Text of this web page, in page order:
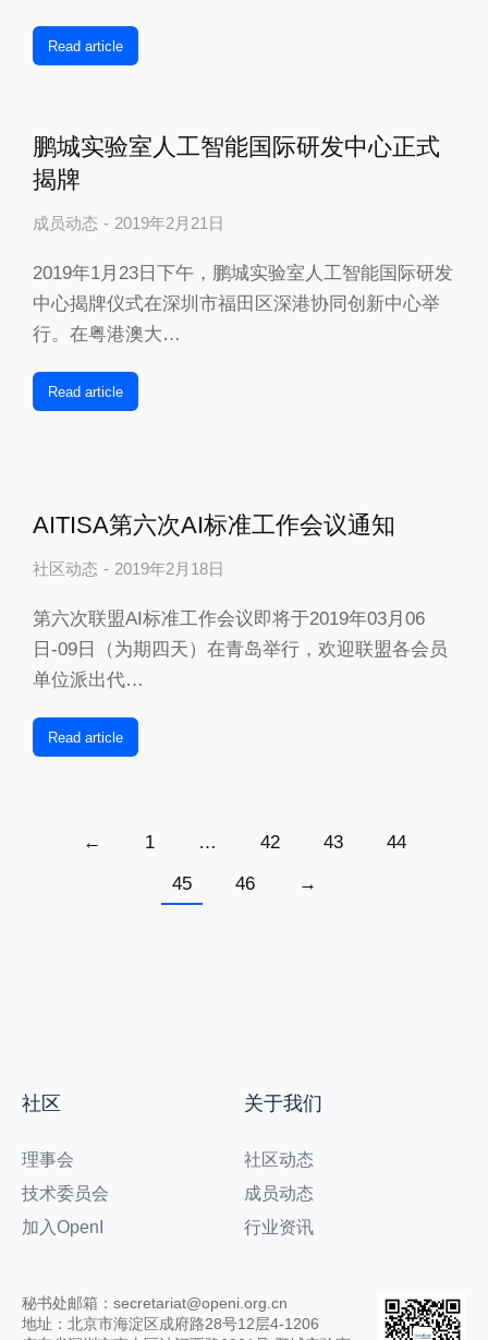
Read article
鹏城实验室人工智能国际研发中心正式
揭牌
成员动态 2019年2月21日
2019年1月23日下午，鹏城实验室人工智能国际研发
中心揭牌仪式在深圳市福田区深港协同创新中心举
行。在粤港澳大…
Read article
AITISA第六次AI标准工作会议通知
社区动态 2019年2月18日
第六次联盟AI标准工作会议即将于2019年03月06
日-09日（为期四天）在青岛举行，欢迎联盟各会员
单位派出代…
Read article
← 1 … 42 43
44
45
46 →
社区
理事会
技术委员会
加入OpenI
关于我们
社区动态
成员动态
行业资讯
秘书处邮箱：secretariat@openi.org.cn
地址：北京市海淀区成府路28号12层4-1206